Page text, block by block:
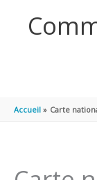
Accueil Carte